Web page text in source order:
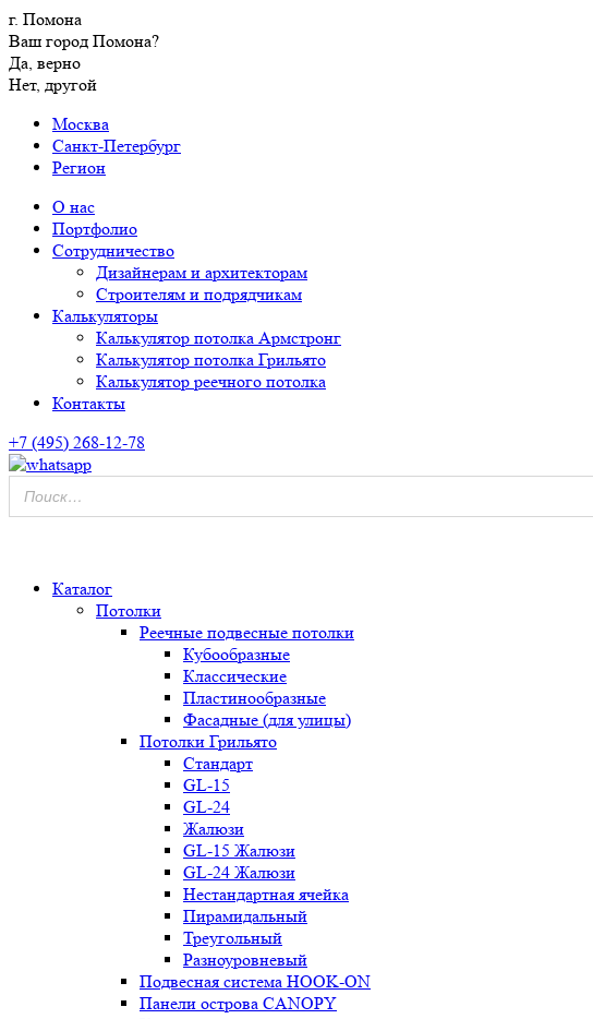
г. Помона
Ваш город Помона?
Да, верно
Нет, другой
Москва
Санкт-Петербург
Регион
О нас
Портфолио
Сотрудничество
Дизайнерам и архитекторам
Строителям и подрядчикам
Калькуляторы
Калькулятор потолка Армстронг
Калькулятор потолка Грильято
Калькулятор реечного потолка
Контакты
+7 (495) 268-12-78
Каталог
Потолки
Реечные подвесные потолки
Кубообразные
Классические
Пластинообразные
Фасадные (для улицы)
Потолки Грильято
Стандарт
GL-15
GL-24
Жалюзи
GL-15 Жалюзи
GL-24 Жалюзи
Нестандартная ячейка
Пирамидальный
Треугольный
Разноуровневый
Подвесная система HOOK-ON
Панели острова CANOPY